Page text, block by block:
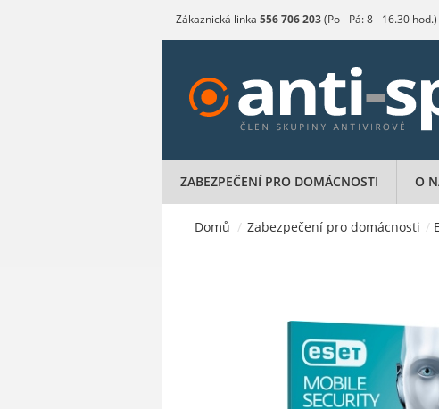
Zákaznická linka 556 706 203(Po - Pá: 8 - 16.30 hod.)
ZABEZPEČENÍ PRO DOMÁCNOSTI O
Domů / Zabezpečení pro domácnosti /